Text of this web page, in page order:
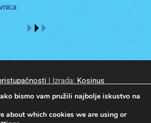
| Izrada: Kosinus
bismo vam pružili najbolje iskustvo na
about which cookies we are using or